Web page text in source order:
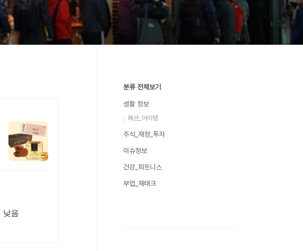
낮음
분류 전체보기
생활 정보
패션_아이템
주식_재정_투자
이슈정보
건강_피트니스
부업_재태크